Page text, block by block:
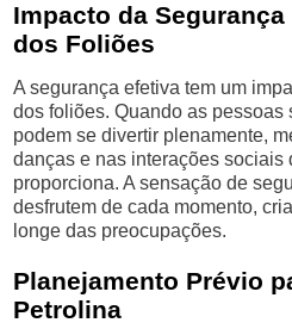
Impacto da
dos Foliões
A segurança efetiva tem um
dos foliões. Quando as pessoas
podem se divertir plenamente,
danças e nas interações sociais
proporciona. A sensação de
desfrutem de cada momento,
longe das preocupações.
Planejamento Prévio
Petrolina